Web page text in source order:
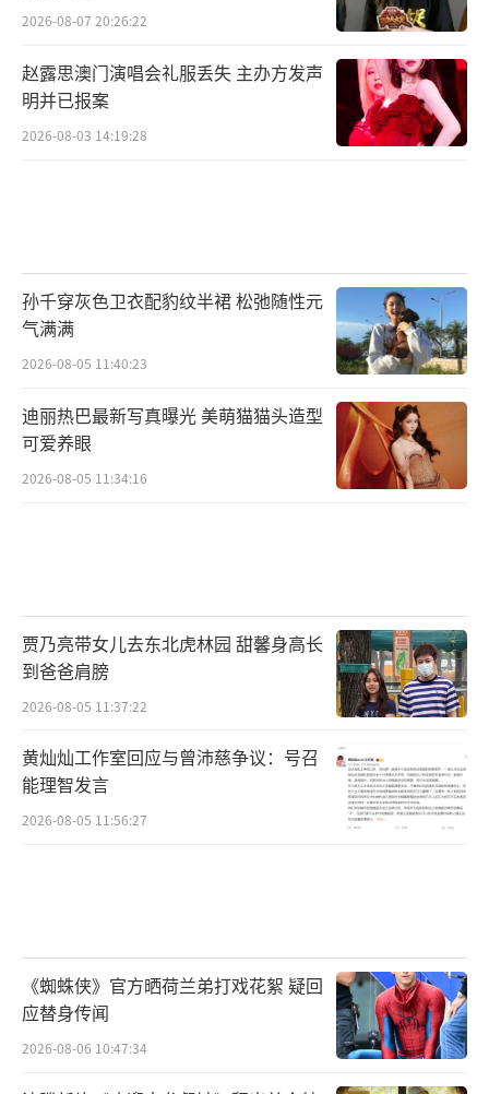
2026-08-07 20:26:22
赵露思澳门演唱会礼服丢失 主办方发声
明并已报案
2026-08-03 14:19:28
孙千穿灰色卫衣配豹纹半裙 松弛随性元
气满满
2026-08-05 11:40:23
迪丽热巴最新写真曝光 美萌猫猫头造型
可爱养眼
2026-08-05 11:34:16
贾乃亮带女儿去东北虎林园 甜馨身高长
到爸爸肩膀
2026-08-05 11:37:22
黄灿灿工作室回应与曾沛慈争议：号召
能理智发言
2026-08-05 11:56:27
《蜘蛛侠》官方晒荷兰弟打戏花絮 疑回
应替身传闻
2026-08-06 10:47:34